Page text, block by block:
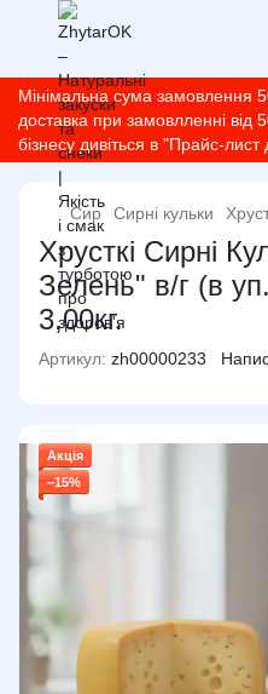
Мінімальна сума замовлення
доставка при замовлленні від
бізнесу дивіться в "Прайс-
Сир Сирні кульки
Хрусткі Сирні
Зелень" в/г (в
3,00кг.
Артикул: zh00000233
Акція
−15%